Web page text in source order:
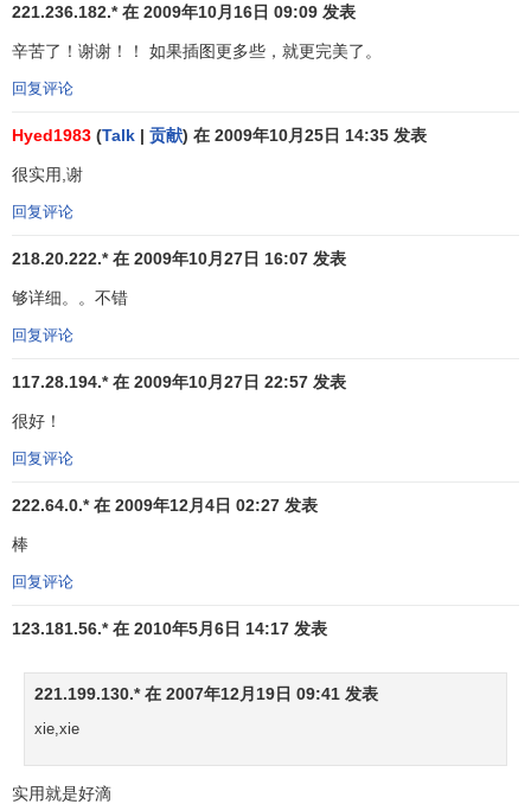
动平均线愈来愈远，说明近期内购买股票者获利丰厚，随时
都会产生获利回吐的卖压，应暂时卖出持股。
6、移动平均线从上升逐渐走平，而股价从移动平均线上
方向下跌破移动平均线时说明卖压渐重，应卖出所持股票。
7、股价位于移动平均线下方运行，
均线，且移动平均线跌势减缓，趋于水平后又出现下跌趋
继续下跌，宜卖出所持股票。
风险较大，在未熟练掌握移动平均线的使用法则前可以考虑
放弃使用。
第四条和第五条没有明确股价距离移动平均线多远时才
是买卖时机，可以参照乖离率来解决。
应用图解
一、移动平均线图示所表示的意义
1、上升行情初期，短期移动平均线从下向上突破中长期
移动平均线，形成的交叉叫黄金交叉。
221.236.182.* 在 2009年10月16日 09:09 发表
辛苦了！谢谢！！ 如果插图更多些，就更完美了。
回复评论
Hyed1983 (Talk | 贡献) 在 2009年10月25日 14:35 发表
很实用,谢
回复评论
218.20.222.* 在 2009年10月27日 16:07 发表
够详细。。不错
回复评论
117.28.194.* 在 2009年10月27日 22:57 发表
很好！
回复评论
222.64.0.* 在 2009年12月4日 02:27 发表
棒
回复评论
123.181.56.* 在 2010年5月6日 14:17 发表
221.199.130.* 在 2007年12月19日 09:41 发表
xie,xie
实用就是好滴